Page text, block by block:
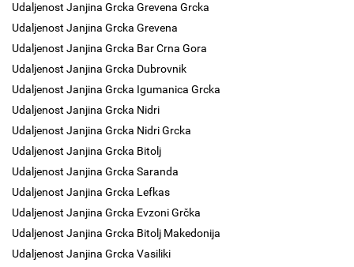
Udaljenost Janjina Grcka Grevena Grcka
Udaljenost Janjina Grcka Grevena
Udaljenost Janjina Grcka Bar Crna Gora
Udaljenost Janjina Grcka Dubrovnik
Udaljenost Janjina Grcka Igumanica Grcka
Udaljenost Janjina Grcka Nidri
Udaljenost Janjina Grcka Nidri Grcka
Udaljenost Janjina Grcka Bitolj
Udaljenost Janjina Grcka Saranda
Udaljenost Janjina Grcka Lefkas
Udaljenost Janjina Grcka Evzoni Grčka
Udaljenost Janjina Grcka Bitolj Makedonija
Udaljenost Janjina Grcka Vasiliki